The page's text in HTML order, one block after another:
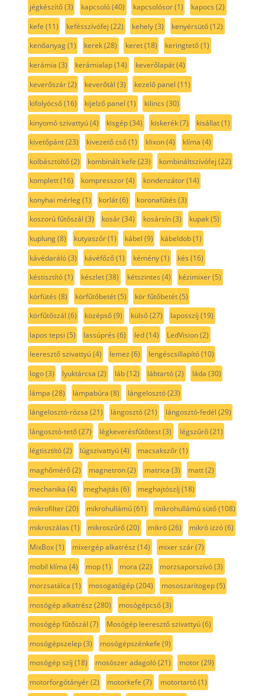
jégkészítő(3) kapcsoló(40) kapcsolósor(1) kapocs (2)
kefe (11) kefésszívófej (22) kehely(3) kenyérsütő(12)
kenőanyag(1) kerek(28) keret(18) keringtető(1)
kerámia (3) kerámialap(14) keverőlapát(4)
keverőszár(2) keverőtál (3) kezelő panel (11)
kifolyócső(16) kijelző panel (1) kilincs (30)
kinyomó szivattyú(4) kisgép(34) kiskerék(7) kisállat(1)
kivetőpánt(23) kivezető cső(1) klixon(4) klíma (4)
kolbásztöltő(2) kombinált kefe (23) kombináltszívófej (22)
komplett(16) kompresszor(4) kondenzátor(14)
konyhai mérleg(1) korlát(6) koronafűtés (3)
koszorú fűtőszál (3) kosár(34) kosársín(3) kupak(5)
kuplung(8) kutyaszőr(1) kábel (9) kábeldob(1)
kávédaráló(3) kávéfőző(1) kémény(1) kés (16)
késtisztító(1) készlet(38) kétszintes (4) kézimixer(5)
körfütés (8) körfűtőbetét(5) kör fűtőbetét(5)
körfűtőszál (6) középső(9) külső(27) laposszíj (19)
lapos tepsi (5) lassúprés (6) led(14) LedVision(2)
leeresztő szivattyú(4) lemez (6) lengéscsillapító(10)
logo(3) lyuktárcsa (2) láb(12) lábtartó(2) láda (30)
lámpa (28) lámpabúra (8) lángelosztó(23)
lángelosztó-rózsa (21) lángosztó(21) lángosztó-fedél (29)
lángosztó-tető(27) légkeverésfűtőtest(3) légszűrő(21)
légtisztító(2) lúgszivattyú(4) macsakszőr(1)
maghőmérő(2) magnetron(2) matrica (3) matt(2)
mechanika (4) meghajtás (6) meghajtószíj (18)
mikrofilter(20) mikrohullámú(61) mikrohullámú sütő(108)
mikroszálas (1) mikroszűrő(20) mikró(26) mikró izzó(6)
MixBox(1) mixergép alkatrész (14) mixer szár(7)
mobil klíma (4) mop(1) mora (22) morzsaporszívó(3)
morzsatálca (1) mosogatógép(204) mososzaritogep(5)
mosógép alkatrész (280) mosógépcső(3)
mosógép fűtőszál (7) Mosógép leeresztő szivattyú(6)
mosógépszelep(3) mosógépszénkefe (9)
mosógép szíj (18) mosószer adagoló(21) motor(29)
motorforgótányér(2) motorkefe (7) motortartó(1)